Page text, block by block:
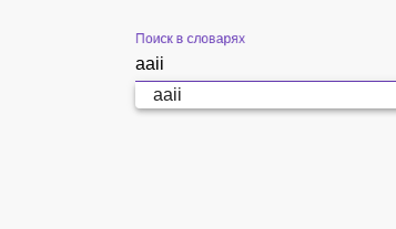
Поиск в словарях
aaii